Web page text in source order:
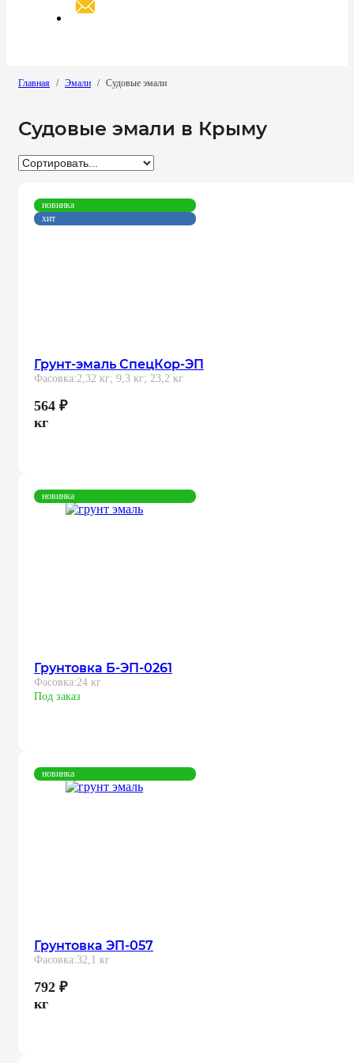
Главная / Эмали / Судовые эмали
Судовые эмали в Крыму
новинка
хит
Грунт-эмаль СпецКор-ЭП
Фасовка:2,32 кг; 9,3 кг; 23,2 кг
564 ₽
кг
новинка
Грунтовка Б-ЭП-0261
Фасовка:24 кг
Под заказ
новинка
Грунтовка ЭП-057
Фасовка:32,1 кг
792 ₽
кг